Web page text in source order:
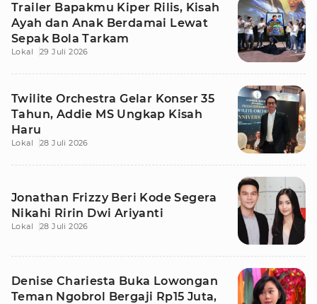
Trailer Bapakmu Kiper Rilis, Kisah
Ayah dan Anak Berdamai Lewat
Sepak Bola Tarkam
Lokal 29 Juli 2026
Twilite Orchestra Gelar Konser 35
Tahun, Addie MS Ungkap Kisah
Haru
Lokal 28 Juli 2026
Jonathan Frizzy Beri Kode Segera
Nikahi Ririn Dwi Ariyanti
Lokal 28 Juli 2026
Denise Chariesta Buka Lowongan
Teman Ngobrol Bergaji Rp15 Juta,